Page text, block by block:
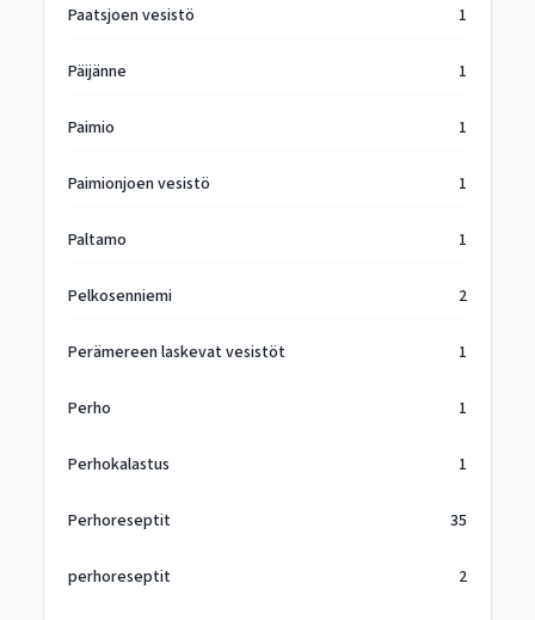
Paatsjoen vesistö 1
Päijänne 1
Paimio 1
Paimionjoen vesistö 1
Paltamo 1
Pelkosenniemi 2
Perämereen laskevat vesistöt 1
Perho 1
Perhokalastus 1
Perhoreseptit 35
perhoreseptit 2